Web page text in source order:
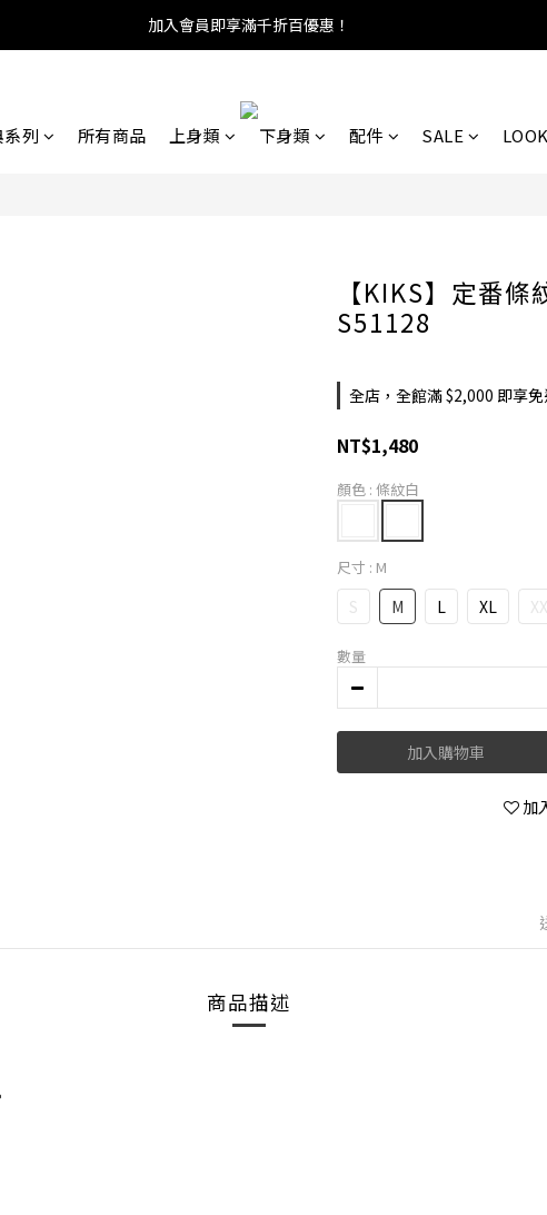
加入會員即享滿千折百優惠！
列 所有商品 上身類 下身類 配件 SALE
【KIKS】定番
S51128
全店，全館滿 $2,000 即享免
NT$1,480
顏色 : 條紋白
尺寸 : M
S M L XL
數量
加入購物車
加
商品描述